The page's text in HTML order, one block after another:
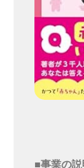
■事業の説